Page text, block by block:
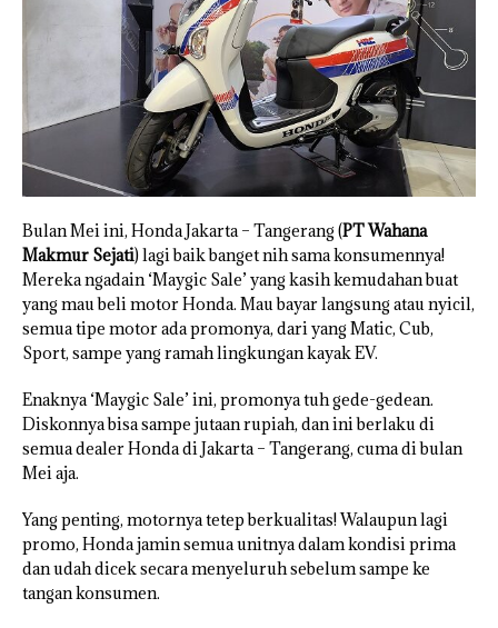
Bulan Mei ini, Honda Jakarta – Tangerang (PT Wahana
Makmur Sejati) lagi baik banget nih sama konsumennya!
Mereka ngadain ‘Maygic Sale’ yang kasih kemudahan buat
yang mau beli motor Honda. Mau bayar langsung atau nyicil,
semua tipe motor ada promonya, dari yang Matic, Cub,
Sport, sampe yang ramah lingkungan kayak EV.
Enaknya ‘Maygic Sale’ ini, promonya tuh gede-gedean.
Diskonnya bisa sampe jutaan rupiah, dan ini berlaku di
semua dealer Honda di Jakarta – Tangerang, cuma di bulan
Mei aja.
Yang penting, motornya tetep berkualitas! Walaupun lagi
promo, Honda jamin semua unitnya dalam kondisi prima
dan udah dicek secara menyeluruh sebelum sampe ke
tangan konsumen.